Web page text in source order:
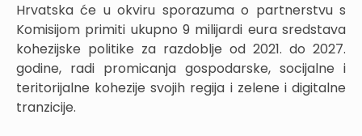
Hrvatska će u okviru sporazuma o partnerstvu s
Komisijom primiti ukupno 9 milijardi eura sredstava
kohezijske politike za razdoblje od 2021. do 2027.
godine, radi promicanja gospodarske, socijalne i
teritorijalne kohezije svojih regija i zelene i digitalne
tranzicije.